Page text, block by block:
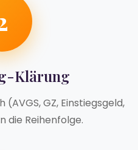
Klärung
GZ, Einstiegsgeld,
die Reihenfolge.